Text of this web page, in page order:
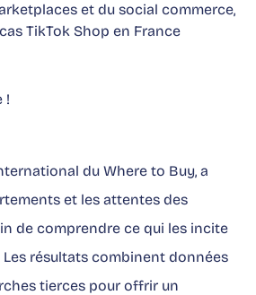
et du social commerce,
TikTok Shop en France
!
du Where to Buy, a
et les attentes des
de comprendre ce qui les incite
résultats combinent données
tierces pour offrir un